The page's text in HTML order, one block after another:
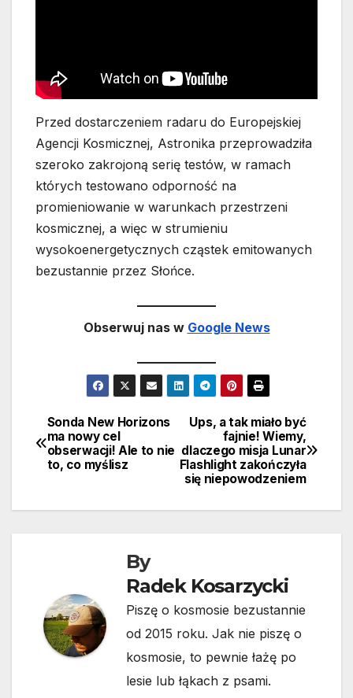
Przed dostarczeniem radaru do Europejskiej
Agencji Kosmicznej, Astronika przeprowadziła
szeroko zakrojoną serię testów, w ramach
których testowano odporność na
promieniowanie w warunkach przestrzeni
kosmicznej, a więc w strumieniu
wysokoenergetycznych cząstek emitowanych
bezustannie przez Słońce.
Obserwuj nas w Google News
Nawigacja
wpisu
Ups, a tak miało być
fajnie! Wiemy,
dlaczego misja Lunar
Flashlight zakończyła
się niepowodzeniem
Sonda New Horizons
ma nowy cel
obserwacji! Ale to nie
to, co myślisz
By
Radek Kosarzycki
Piszę o kosmosie bezustannie
od 2015 roku. Jak nie piszę o
kosmosie, to pewnie łażę po
lesie lub łąkach z psami.